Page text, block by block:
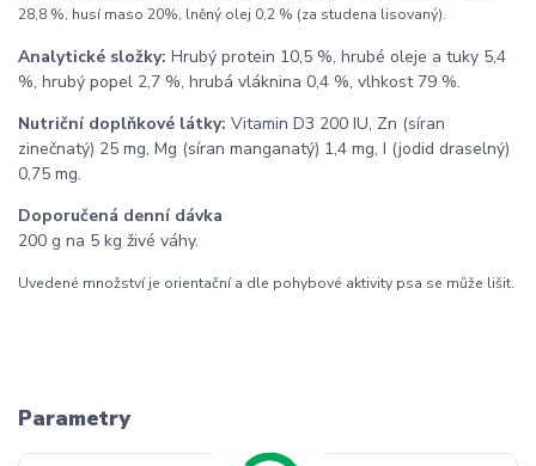
28,8 %, husí maso 20%, lněný olej 0,2 % (za studena lisovaný).
Analytické složky: Hrubý protein 10,5 %, hrubé oleje a tuky 5,4
%, hrubý popel 2,7 %, hrubá vláknina 0,4 %, vlhkost 79 %.
Nutriční doplňkové látky: Vitamin D3 200 IU, Zn (síran
zinečnatý) 25 mg, Mg (síran manganatý) 1,4 mg, I (jodid draselný)
0,75 mg.
Doporučená denní dávka
200 g na 5 kg živé váhy.
Uvedené množství je orientační a dle pohybové aktivity psa se může lišit.
Parametry